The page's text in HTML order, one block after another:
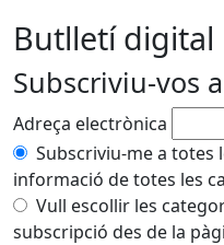
Butlletí digital
Subscriviu-vos
Adreça electrònica
Subscriviu-me a totes
informació de totes les
Vull escollir les
subscripció des de la